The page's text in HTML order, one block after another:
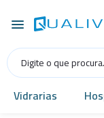
Vidrarias